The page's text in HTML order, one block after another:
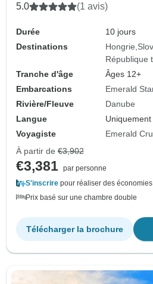
5.0 (1 avis)
Durée
10 jours
Destinations
Hongrie
République
Tranche d'âge
Âges 12+
Embarcations
Emerald
Rivière/Fleuve
Danube
Langue
Voyagiste
Emerald
À partir de €3,902
€3,381 par personne
S'inscrire pour réaliser des économies
Prix basé sur une chambre double
Télécharger la brochure